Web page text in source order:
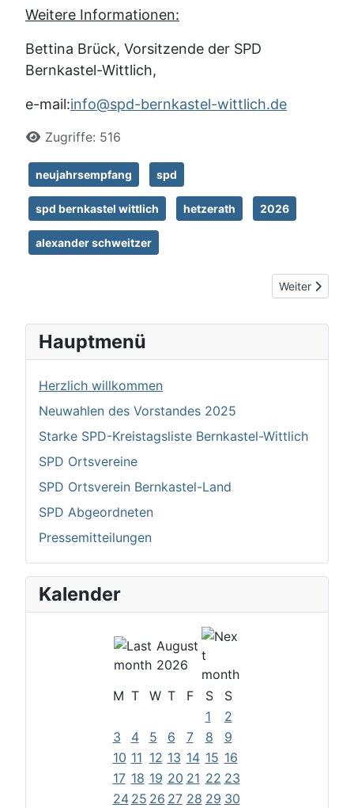
Weitere Informationen:
Bettina Brück, Vorsitzende der SPD
Bernkastel-Wittlich,
e-mail:info@spd-bernkastel-wittlich.de
DetailsZugriffe: 516
neujahrsempfang spd
spd bernkastel wittlich hetzerath 2026
alexander schweitzer
Nächster
Weiter
Hauptmenü
Herzlich willkommen
Neuwahlen des Vorstandes 2025
Starke SPD-Kreistagsliste Bernkastel-Wittlich
SPD Ortsvereine
SPD Ortsverein Bernkastel-Land
SPD Abgeordneten
Pressemitteilungen
Kalender
August
2026
M T W T F S
S
1
2
3
4 5 6 7 8
9
10 11 12 13 14 15 16
17 18 19 20 21 22 23
24 25 26 27 28 29 30